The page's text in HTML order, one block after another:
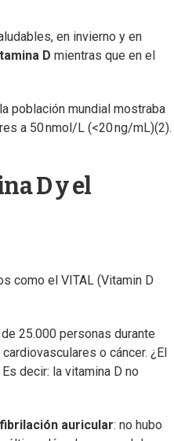
en invierno y en
D mientras que en el
población mundial mostraba
a 50 nmol/L (<20 ng/mL)(2).
D y el
como el VITAL (Vitamin D
25.000 personas durante
o cáncer. ¿El
decir: la vitamina D no
auricular: no hubo